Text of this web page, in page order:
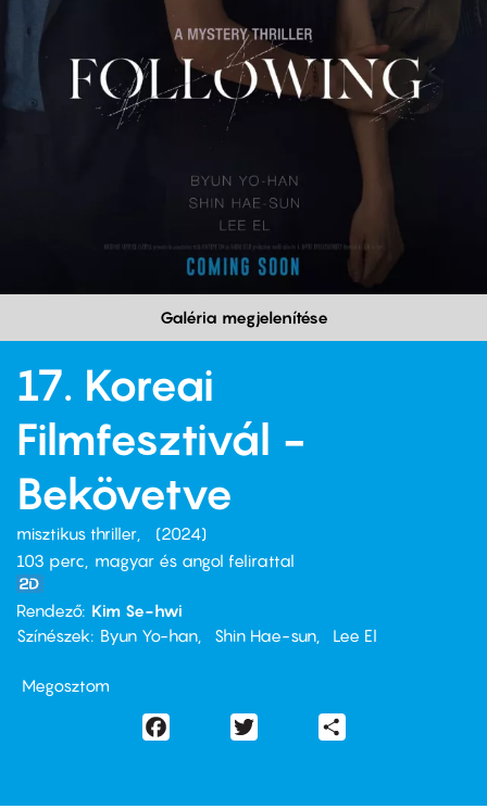
Galéria megjelenítése
17. Koreai
Filmfesztivál -
Bekövetve
misztikus thriller
2024
103 perc,
magyar és angol felirattal
Rendező Kim Se-hwi
Színészek
Byun Yo-han Shin Hae-sun Lee El
Megosztom
Facebook